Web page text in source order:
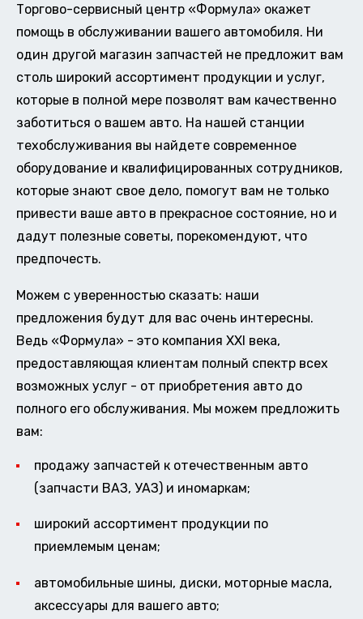
Торгово-сервисный центр «Формула» окажет
помощь в обслуживании вашего автомобиля. Ни
один другой магазин запчастей не предложит вам
столь широкий ассортимент продукции и услуг,
которые в полной мере позволят вам качественно
заботиться о вашем авто. На нашей станции
техобслуживания вы найдете современное
оборудование и квалифицированных сотрудников,
которые знают свое дело, помогут вам не только
привести ваше авто в прекрасное состояние, но и
дадут полезные советы, порекомендуют, что
предпочесть.
Можем с уверенностью сказать: наши
предложения будут для вас очень интересны.
Ведь «Формула» - это компания XXI века,
предоставляющая клиентам полный спектр всех
возможных услуг - от приобретения авто до
полного его обслуживания. Мы можем предложить
вам:
продажу запчастей к отечественным авто
(запчасти ВАЗ, УАЗ) и иномаркам;
широкий ассортимент продукции по
приемлемым ценам;
автомобильные шины, диски, моторные масла,
аксессуары для вашего авто;